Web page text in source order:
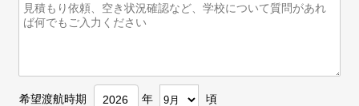
希望渡航時期 年 頃